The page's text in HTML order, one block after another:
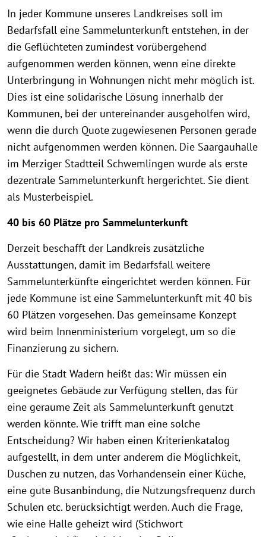
In jeder Kommune unseres Landkreises soll im
Bedarfsfall eine Sammelunterkunft entstehen, in der
die Geflüchteten zumindest vorübergehend
aufgenommen werden können, wenn eine direkte
Unterbringung in Wohnungen nicht mehr möglich ist.
Dies ist eine solidarische Lösung innerhalb der
Kommunen, bei der untereinander ausgeholfen wird,
wenn die durch Quote zugewiesenen Personen gerade
nicht aufgenommen werden können. Die Saargauhalle
im Merziger Stadtteil Schwemlingen wurde als erste
dezentrale Sammelunterkunft hergerichtet. Sie dient
als Musterbeispiel.
40 bis 60 Plätze pro Sammelunterkunft
Derzeit beschafft der Landkreis zusätzliche
Ausstattungen, damit im Bedarfsfall weitere
Sammelunterkünfte eingerichtet werden können. Für
jede Kommune ist eine Sammelunterkunft mit 40 bis
60 Plätzen vorgesehen. Das gemeinsame Konzept
wird beim Innenministerium vorgelegt, um so die
Finanzierung zu sichern.
Für die Stadt Wadern heißt das: Wir müssen ein
geeignetes Gebäude zur Verfügung stellen, das für
eine geraume Zeit als Sammelunterkunft genutzt
werden könnte. Wie trifft man eine solche
Entscheidung? Wir haben einen Kriterienkatalog
aufgestellt, in dem unter anderem die Möglichkeit,
Duschen zu nutzen, das Vorhandensein einer Küche,
eine gute Busanbindung, die Nutzungsfrequenz durch
Schulen etc. berücksichtigt werden. Auch die Frage,
wie eine Halle geheizt wird (Stichwort